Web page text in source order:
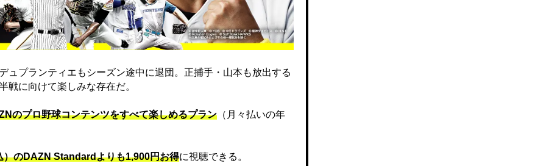
ュプランティエもシーズン途中に退団。正捕手・山本も放出する
戦に向けて楽しみな存在だ。
のプロ野球コンテンツをすべて楽しめるプラン （月々払いの年
）のDAZN Standard​よりも1,900円お得に視聴できる。